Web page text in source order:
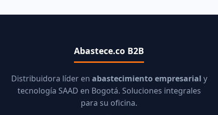
Abastece.co B2B
Distribuidora líder en abastecimiento empresarial y
tecnología SAAD en Bogotá. Soluciones integrales
para su oficina.